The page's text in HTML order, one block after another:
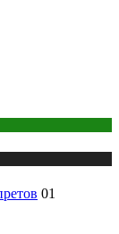
01